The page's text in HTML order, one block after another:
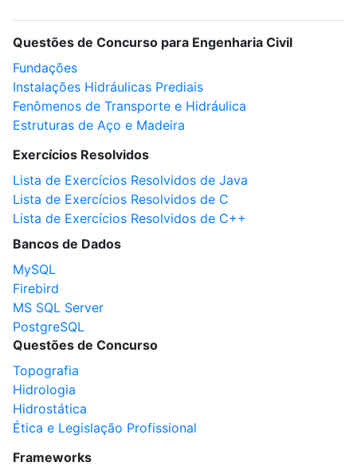
Questões de Concurso para Engenharia Civil
Fundações
Instalações Hidráulicas Prediais
Fenômenos de Transporte e Hidráulica
Estruturas de Aço e Madeira
Exercícios Resolvidos
Lista de Exercícios Resolvidos de Java
Lista de Exercícios Resolvidos de C
Lista de Exercícios Resolvidos de C++
Bancos de Dados
MySQL
Firebird
MS SQL Server
PostgreSQL
Questões de Concurso
Topografia
Hidrologia
Hidrostática
Ética e Legislação Profissional
Frameworks